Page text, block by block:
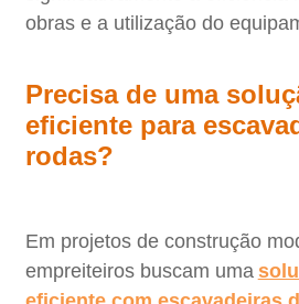
obras e a utilização do
Precisa de uma
eficiente para
rodas?
Em projetos de construção
empreiteiros buscam uma